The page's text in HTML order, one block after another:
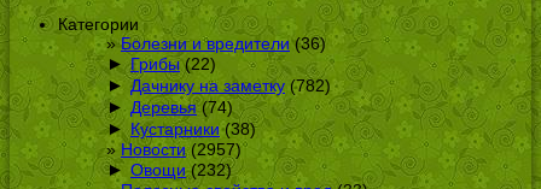
Категории
Болезни и вредители(36)
► Грибы(22)
► Дачнику на заметку(782)
► Деревья(74)
► Кустарники(38)
Новости(2957)
► Овощи(232)